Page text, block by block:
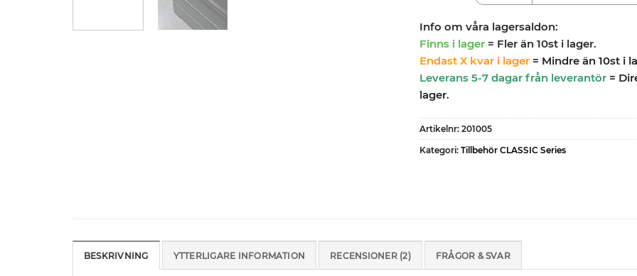
Info om våra lagersaldon:
Finns i lager = Fler än 10st i lager.
Endast X kvar i lager = Mindre än 10st i
Leverans 5-7 dagar från leverantör=
lager.
Artikelnr: 201005
Kategori: Tillbehör CLASSIC Series
BESKRIVNING YTTERLIGARE INFORMATION RECENSIONER (2) FRÅGOR & SVAR